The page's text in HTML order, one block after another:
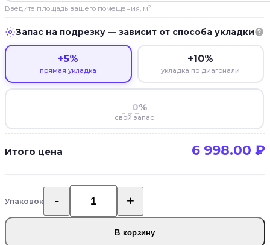
Введите площадь вашего помещения, м²
Запас на подрезку — зависит от способа укладки
+5%
прямая укладка
+10%
укладка по диагонали
%
свой запас
Итого цена 6 998.00 ₽
УпаковокКоличество
товара
В корзину